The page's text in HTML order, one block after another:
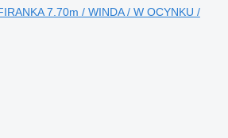
7.70m / WINDA / W OCYNKU /